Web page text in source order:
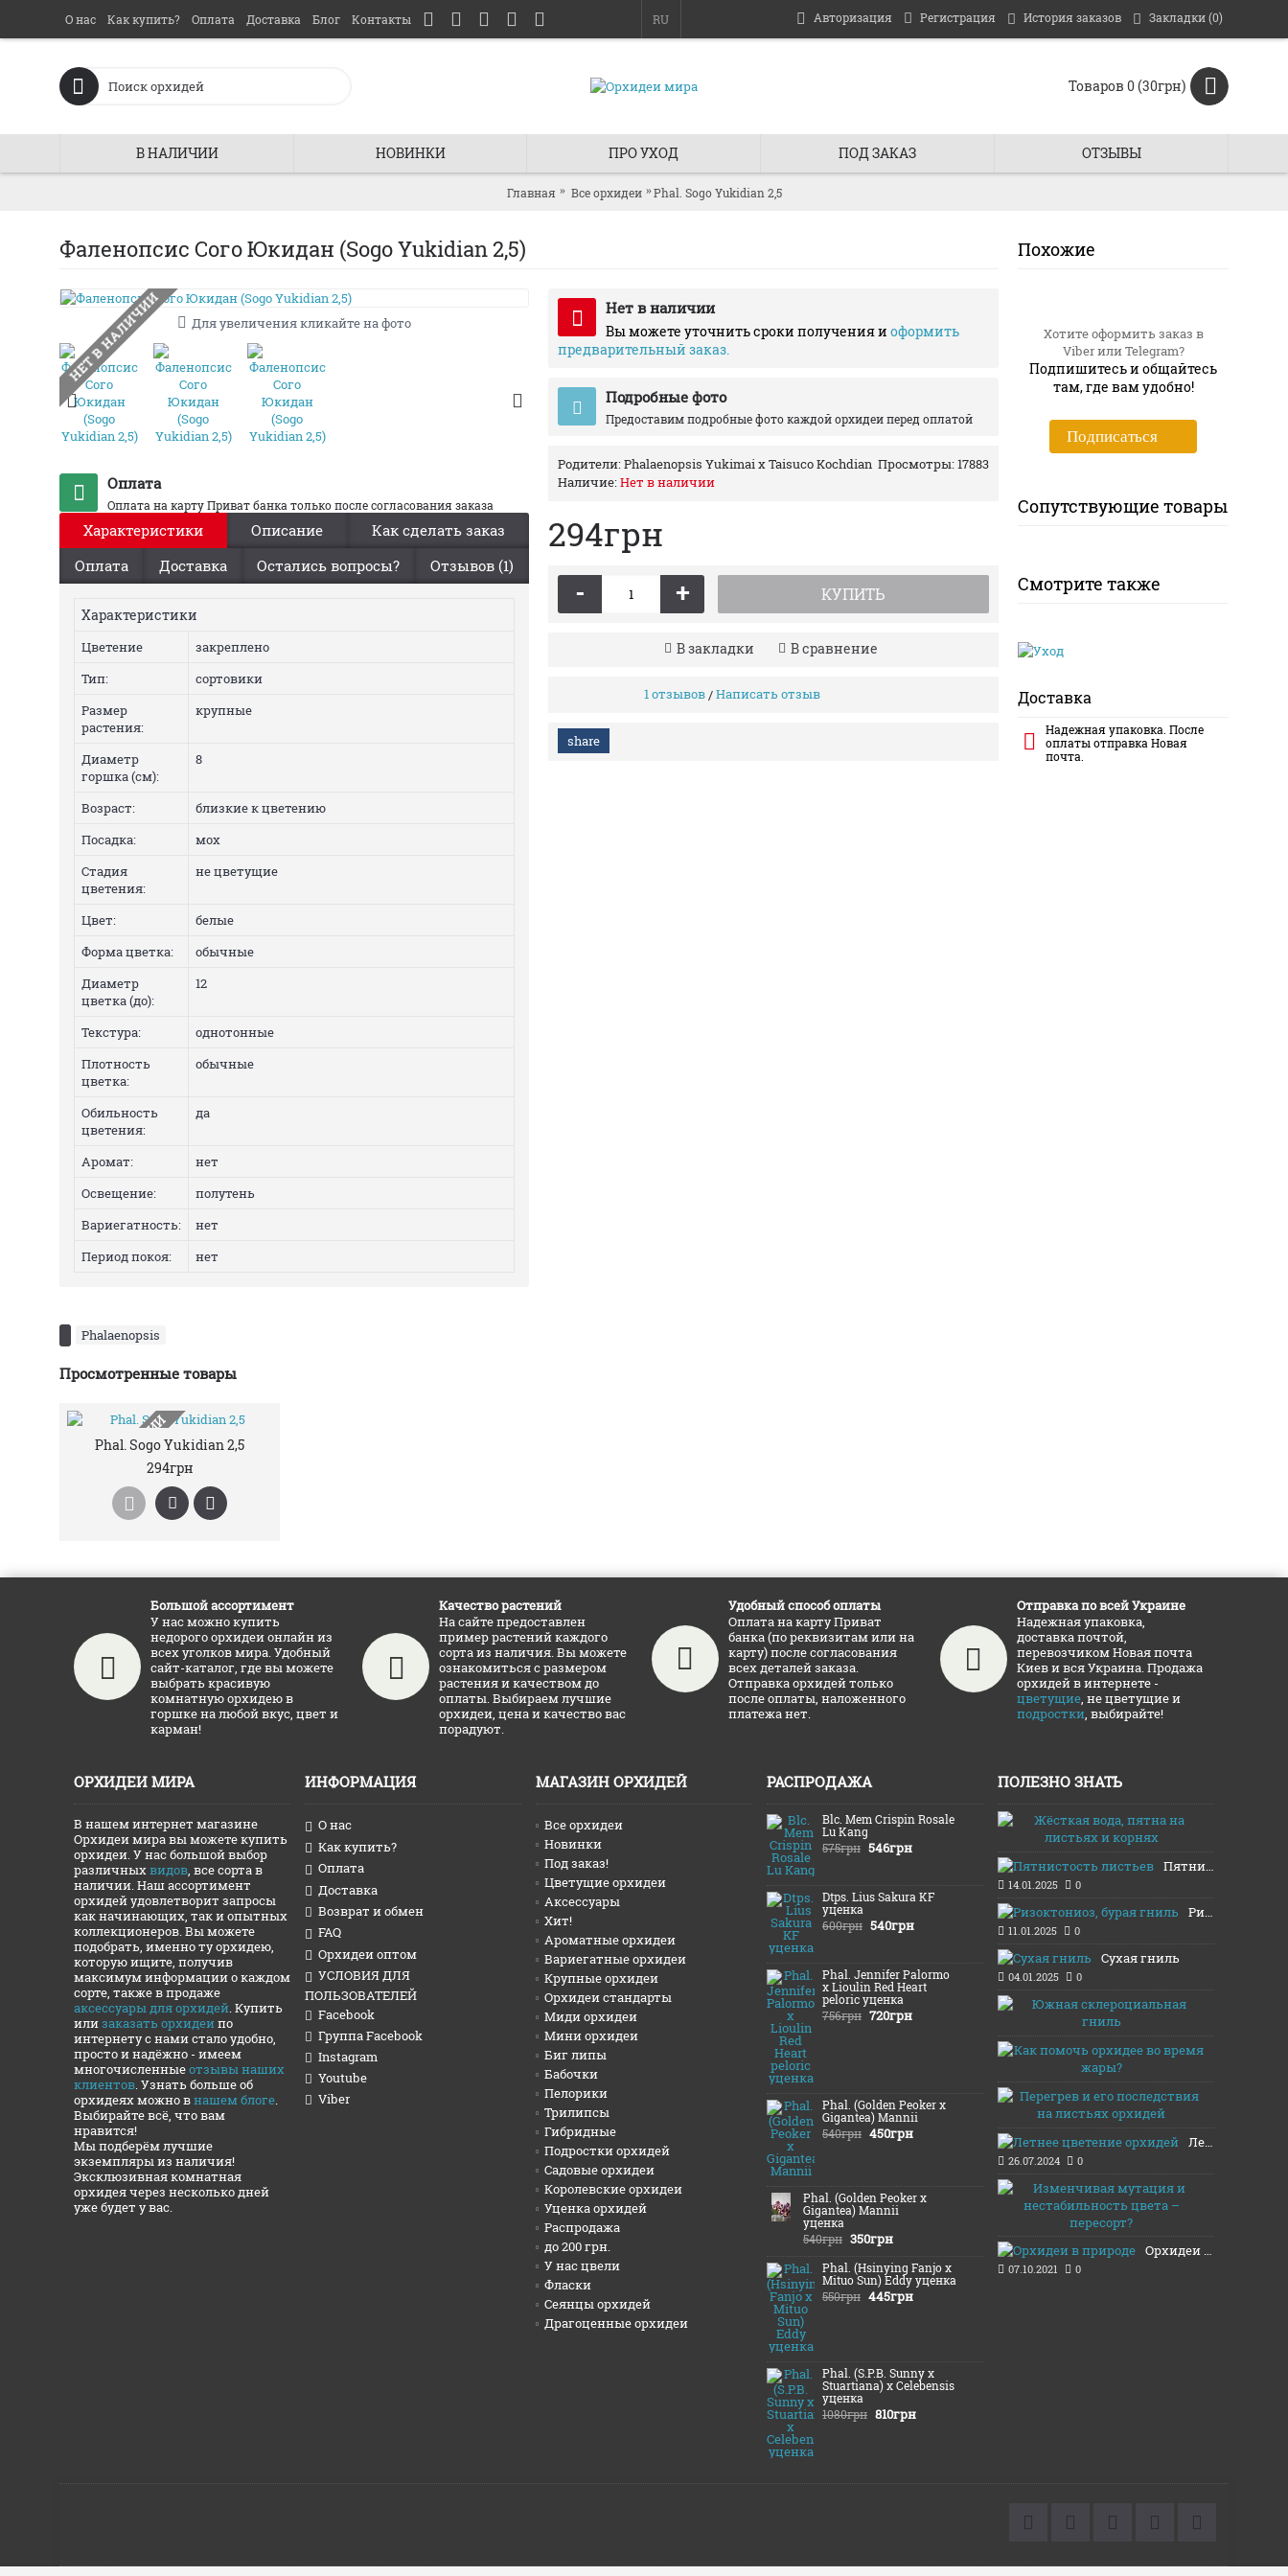
О нас Как купить? Оплата Доставка Блог Контакты RU Авторизация Регистрация История заказов Закладки (0)
Товаров 0 (30грн)
В НАЛИЧИИ НОВИНКИ ПРО УХОД ПОД ЗАКАЗ ОТЗЫВЫ
Главная Все орхидеи Phal. Sogo Yukidian 2,5
Похожие
Хотите оформить заказ в
Viber или Telegram?
Подпишитесь и общайтесь
там, где вам удобно!
Подписаться
Сопутствующие товары
Смотрите также
Доставка
Надежная упаковка. После
оплаты отправка Новая
почта.
Фаленопсис Сого Юкидан (Sogo Yukidian 2,5)
НЕТ В НАЛИЧИИ Для увеличения кликайте на фото
Оплата
Оплата на карту Приват банка только после согласования заказа
Характеристики Описание
Как сделать заказ
Оплата
Доставка Остались вопросы? Отзывов (1)
Характеристики
Цветение
закреплено
Тип:
сортовики
Размер
растения:
крупные
Диаметр
горшка (см):
8
Возраст:
близкие к цветению
Посадка:
мох
Стадия
цветения:
не цветущие
Цвет:
белые
Форма цветка:
обычные
Диаметр
цветка (до):
12
Текстура:
однотонные
Плотность
цветка:
обычные
Обильность
цветения:
да
Аромат:
нет
Освещение:
полутень
Вариегатность:
нет
Период покоя:
нет
Нет в наличии
Вы можете уточнить сроки получения и оформить
предварительный заказ.
Подробные фото
Предоставим подробные фото каждой орхидеи перед оплатой
Просмотры: 17883
Родители:Phalaenopsis Yukimai x Taisuco Kochdian
Наличие:Нет в наличии
294грн
- + КУПИТЬ
В закладки В сравнение
1 отзывов/Написать отзыв
share
Phalaenopsis
Просмотренные товары
НЕТ В НАЛИЧИИ
Phal. Sogo Yukidian 2,5
294грн
Большой ассортимент
У нас можно купить
недорого орхидеи онлайн из
всех уголков мира. Удобный
сайт-каталог, где вы можете
выбрать красивую
комнатную орхидею в
горшке на любой вкус, цвет и
карман!
Качество растений
На сайте предоставлен
пример растений каждого
сорта из наличия. Вы можете
ознакомиться с размером
растения и качеством до
оплаты. Выбираем лучшие
орхидеи, цена и качество вас
порадуют.
Удобный способ оплаты
Оплата на карту Приват
банка (по реквизитам или на
карту) после согласования
всех деталей заказа.
Отправка орхидей только
после оплаты, наложенного
платежа нет.
Отправка по всей Украине
Надежная упаковка,
доставка почтой,
перевозчиком Новая почта
Киев и вся Украина. Продажа
орхидей в интернете -
цветущие, не цветущие и
подростки, выбирайте!
ОРХИДЕИ МИРА
В нашем интернет магазине
Орхидеи мира вы можете купить
орхидеи. У нас большой выбор
различныхвидов, все сорта в
наличии. Наш ассортимент
орхидей удовлетворит запросы
как начинающих, так и опытных
коллекционеров. Вы можете
подобрать, именно ту орхидею,
которую ищите, получив
максимум информации о каждом
сорте, также в продаже
аксессуары для орхидей. Купить
илизаказать орхидеипо
интернету с нами стало удобно,
просто и надёжно - имеем
многочисленныеотзывы наших
клиентов. Узнать больше об
орхидеях можно внашем блоге.
Выбирайте всё, что вам
нравится!
Мы подберём лучшие
экземпляры из наличия!
Эксклюзивная комнатная
орхидея через несколько дней
уже будет у вас.
ИНФОРМАЦИЯ
О нас
Как купить?
Оплата
Доставка
Возврат и обмен
FAQ
Орхидеи оптом
УСЛОВИЯ ДЛЯ
ПОЛЬЗОВАТЕЛЕЙ
Facebook
Группа Facebook
Instagram
Youtube
Viber
МАГАЗИН ОРХИДЕЙ
Все орхидеи
Новинки
Под заказ!
Цветущие орхидеи
Аксессуары
Хит!
Ароматные орхидеи
Вариегатные орхидеи
Крупные орхидеи
Орхидеи стандарты
Миди орхидеи
Мини орхидеи
Биг липы
Бабочки
Пелорики
Трилипсы
Гибридные
Подростки орхидей
Садовые орхидеи
Королевские орхидеи
Уценка орхидей
Распродажа
до 200 грн.
У нас цвели
Фласки
Сеянцы орхидей
Драгоценные орхидеи
РАСПРОДАЖА
Blc. Mem Crispin Rosale
Lu Kang
575грн 546грн
Dtps. Lius Sakura KF
уценка
600грн 540грн
Phal. Jennifer Palormo
x Lioulin Red Heart
peloric уценка
756грн 720грн
Phal. (Golden Peoker x
Gigantea) Mannii
540грн 450грн
Phal. (Golden Peoker x
Gigantea) Mannii
уценка
540грн 350грн
Phal. (Hsinying Fanjo x
Mituo Sun) Eddy уценка
550грн 445грн
Phal. (S.P.B. Sunny х
Stuartiana) x Celebensis
уценка
1080грн 810грн
ПОЛЕЗНО ЗНАТЬ
Пятнистость листьев
14.01.2025 0
Ризоктониоз, бурая гниль
11.01.2025 0
Сухая гниль
04.01.2025 0
Летнее цветение орхидей
26.07.2024 0
Орхидеи в природе
07.10.2021 0